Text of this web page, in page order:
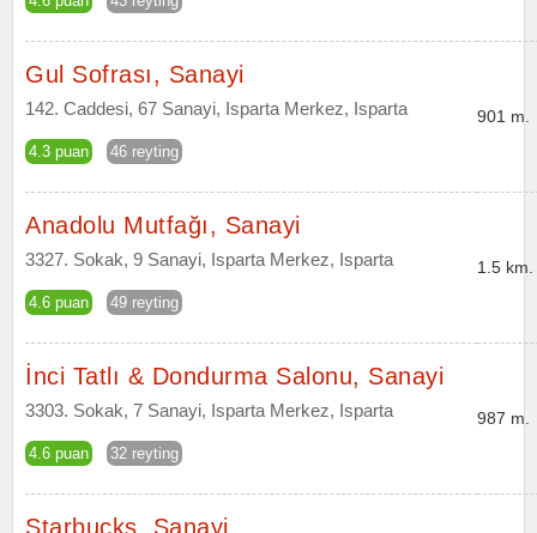
Gul Sofrası, Sanayi
142. Caddesi, 67 Sanayi, Isparta Merkez, Isparta
4.3 puan 46 reyting
901 m.
Anadolu Mutfağı, Sanayi
3327. Sokak, 9 Sanayi, Isparta Merkez, Isparta
4.6 puan 49 reyting
1.5 km.
İnci Tatlı & Dondurma Salonu, Sanayi
3303. Sokak, 7 Sanayi, Isparta Merkez, Isparta
4.6 puan 32 reyting
987 m.
Starbucks, Sanayi